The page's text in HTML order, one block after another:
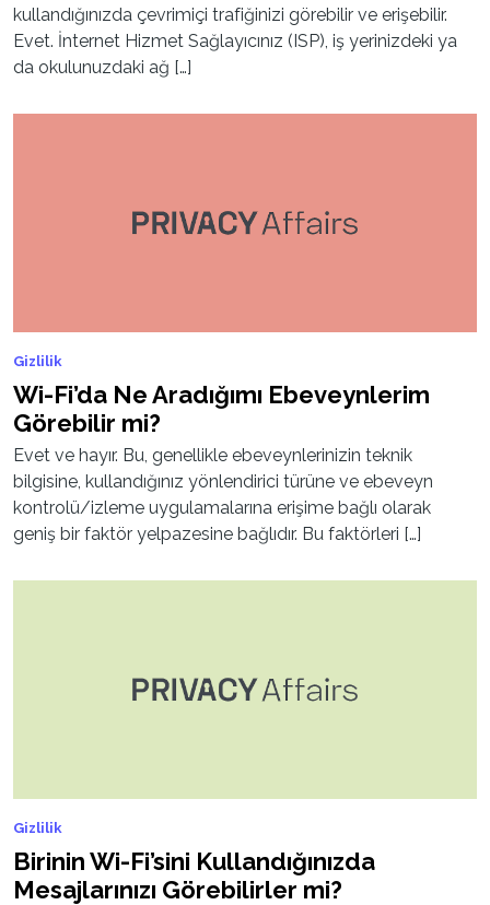
kullandığınızda çevrimiçi trafiğinizi görebilir ve erişebilir.
Evet. İnternet Hizmet Sağlayıcınız (ISP), iş yerinizdeki ya
da okulunuzdaki ağ […]
Gizlilik
Wi-Fi’da Ne Aradığımı Ebeveynlerim
Görebilir mi?
Evet ve hayır. Bu, genellikle ebeveynlerinizin teknik
bilgisine, kullandığınız yönlendirici türüne ve ebeveyn
kontrolü/izleme uygulamalarına erişime bağlı olarak
geniş bir faktör yelpazesine bağlıdır. Bu faktörleri […]
Gizlilik
Birinin Wi-Fi’sini Kullandığınızda
Mesajlarınızı Görebilirler mi?